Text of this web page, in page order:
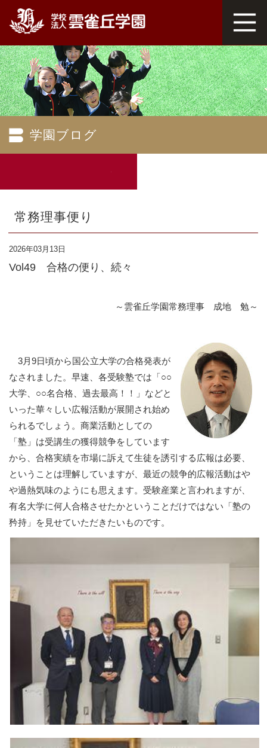
学園ブログ
常務理事便り
2026年03月13日
Vol49 合格の便り、続々
～雲雀丘学園常務理事 成地 勉～
3月9日頃から国公立大学の合格発表が
なされました。早速、各受験塾では「○○
大学、○○名合格、過去最高！！」などと
いった華々しい広報活動が展開され始め
られるでしょう。商業活動としての
「塾」は受講生の獲得競争をしています
から、合格実績を市場に訴えて生徒を誘引する広報は必要、
ということは理解していますが、最近の競争的広報活動はや
や過熱気味のようにも思えます。受験産業と言われますが、
有名大学に何人合格させたかということだけではない「塾の
矜持」を見せていただきたいものです。